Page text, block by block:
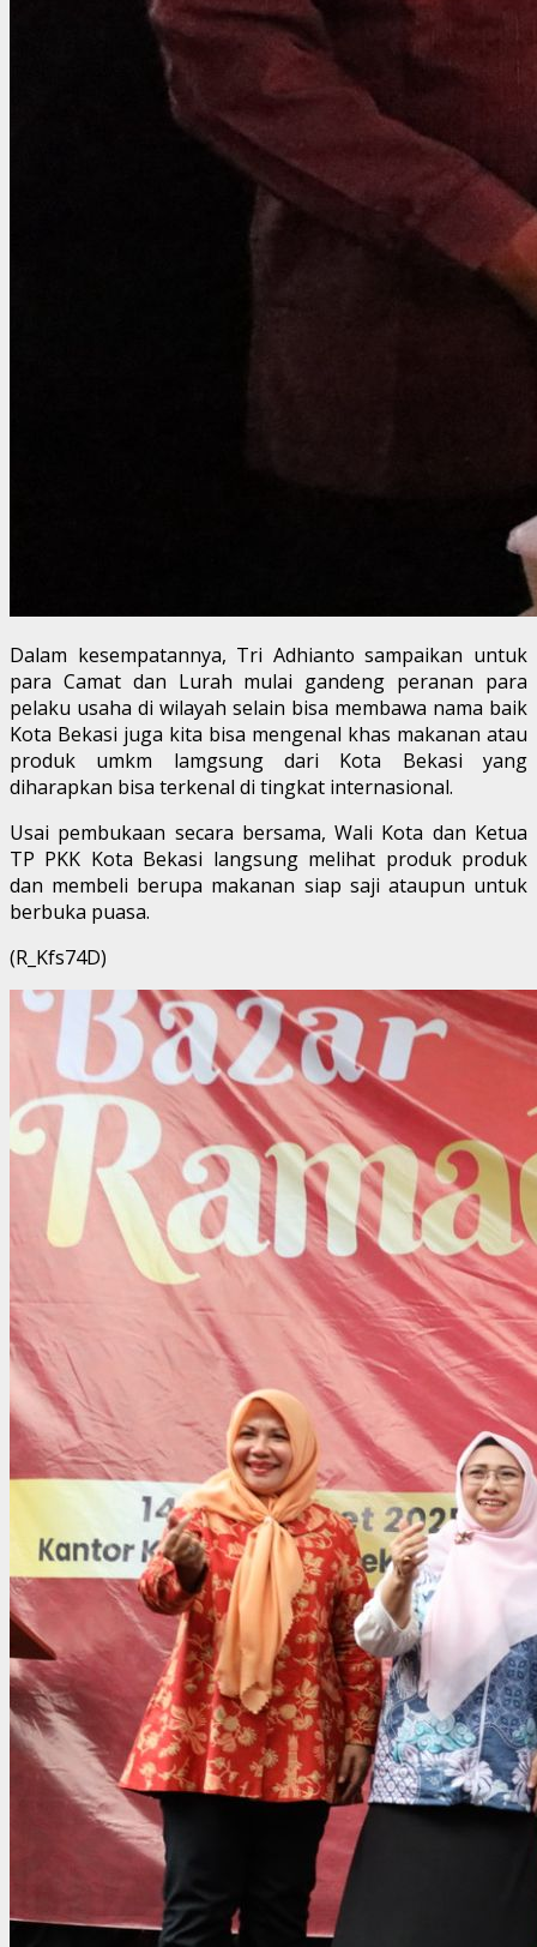
Dalam kesempatannya, Tri Adhianto sampaikan untuk
para Camat dan Lurah mulai gandeng peranan para
pelaku usaha di wilayah selain bisa membawa nama baik
Kota Bekasi juga kita bisa mengenal khas makanan atau
produk umkm lamgsung dari Kota Bekasi yang
diharapkan bisa terkenal di tingkat internasional.
Usai pembukaan secara bersama, Wali Kota dan Ketua
TP PKK Kota Bekasi langsung melihat produk produk
dan membeli berupa makanan siap saji ataupun untuk
berbuka puasa.
(R_Kfs74D)